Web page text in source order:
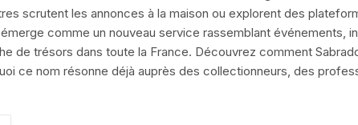
scrutent les annonces à la maison ou explorent des
comme un nouveau service rassemblant événements,
de trésors dans toute la France. Découvrez comment
ce nom résonne déjà auprès des collectionneurs, des